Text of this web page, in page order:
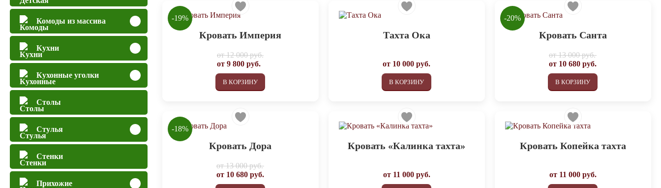
Комоды из массива
Кухни
Кухонные уголки
Столы
Стулья
Стенки
Прихожие
Кровать Империя
от12 000 руб.
от9 800 руб.
В КОРЗИНУ
-19%
Тахта Ока
от 10 000 руб.
В КОРЗИНУ
Кровать Санта
от13 000 руб.
от 10 680 руб.
В КОРЗИНУ
-20%
Кровать Дора
от13 000 руб.
от 10 680 руб.
-18%
Кровать «Калинка тахта»
от 11 000руб.
Кровать Копейка тахта
от 11 000руб.